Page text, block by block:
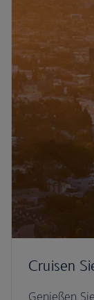
Cruisen
Genießen